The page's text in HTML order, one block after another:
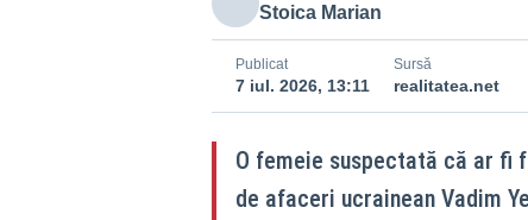
Stoica Marian
Publicat
7 iul. 2026, 13:11
Sursă
realitatea.net
O femeie suspectată că ar fi
de afaceri ucrainean Vadim